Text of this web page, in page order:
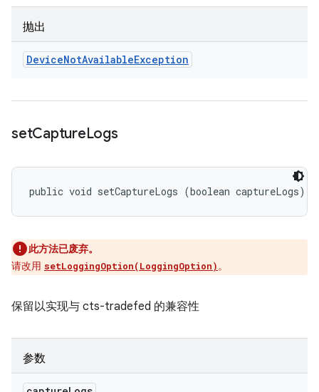
抛出
DeviceNotAvailableException
setCaptureLogs
public void setCaptureLogs (boolean captureLogs)
此方法已废弃。
请改用 setLoggingOption(LoggingOption)。
保留以实现与 cts-tradefed 的兼容性
参数